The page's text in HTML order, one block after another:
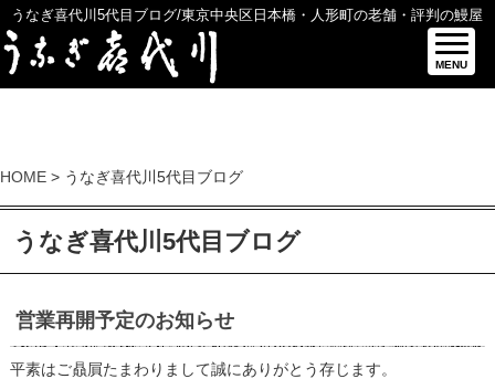
うなぎ喜代川5代目ブログ/東京中央区日本橋・人形町の老舗・評判の鰻屋
MENU
HOME > うなぎ喜代川5代目ブログ
うなぎ喜代川5代目ブログ
営業再開予定のお知らせ
平素はご贔屓たまわりまして誠にありがとう存じます。